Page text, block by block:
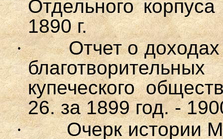
Отдельного
1890 г.
·
Отчет о
купеческого
26. за 1899 год. -
·
Очерк истории